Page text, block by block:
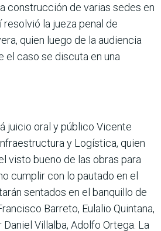
construcción de varias sedes en
resolvió la jueza penal de
quien luego de la audiencia
el caso se discuta en una
juicio oral y público Vicente
y Logística, quien
visto bueno de las obras para
cumplir con lo pautado en el
sentados en el banquillo de
Barreto, Eulalio Quintana,
Villalba, Adolfo Ortega. La